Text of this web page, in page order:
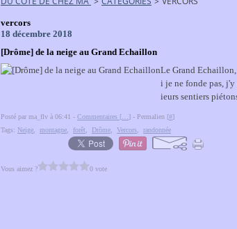
vercors
18 décembre 2018
[Drôme] de la neige au Grand Echaillon
Le Grand
i je ne fonde pas,
ieurs sentiers
Posté par ma_flv à 06:41 - Commentaires [ ] - Permalien [#]
Tags: Neige montagne forêt Drôme Vercors randonnée
Vous aimez ? 0 vote